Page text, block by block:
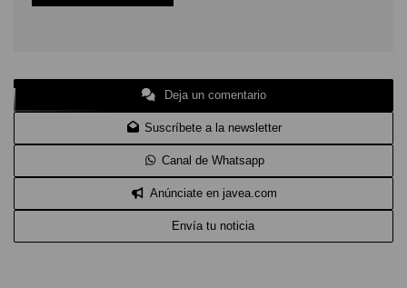
Deja un comentario
Suscríbete a la newsletter
Canal de Whatsapp
Anúnciate en javea.com
Envía tu noticia